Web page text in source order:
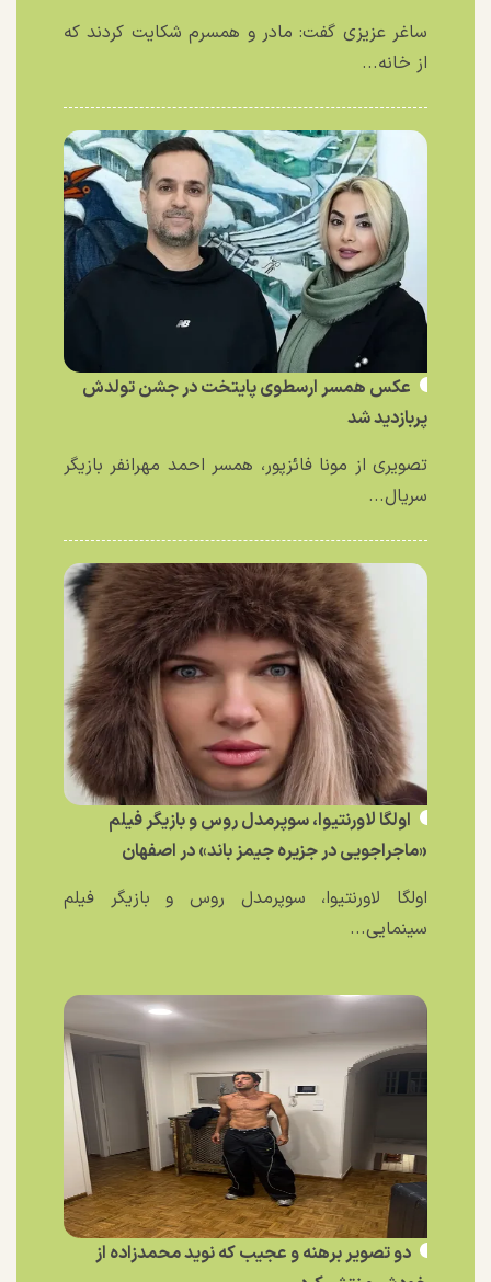
ساغر عزیزی گفت: مادر و همسرم شکایت کردند که
از خانه...
عکس همسر ارسطوی پایتخت در جشن تولدش
پربازدید شد
تصویری از مونا فائزپور، همسر احمد مهرانفر بازیگر
سریال...
اولگا لاورنتیوا، سوپرمدل روس و بازیگر فیلم
«ماجراجویی در جزیره جیمز باند» در اصفهان
اولگا لاورنتیوا، سوپرمدل روس و بازیگر فیلم
سینمایی...
دو تصویر برهنه و عجیب که نوید محمدزاده از